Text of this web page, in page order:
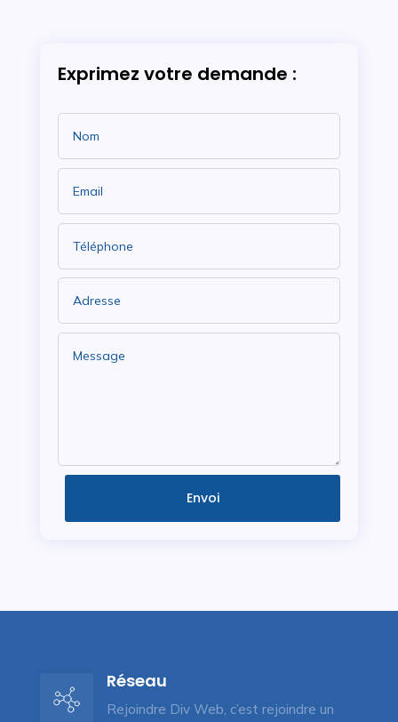
Exprimez votre demande :
Envoi
Réseau
Rejoindre Div Web, c’est rejoindre un